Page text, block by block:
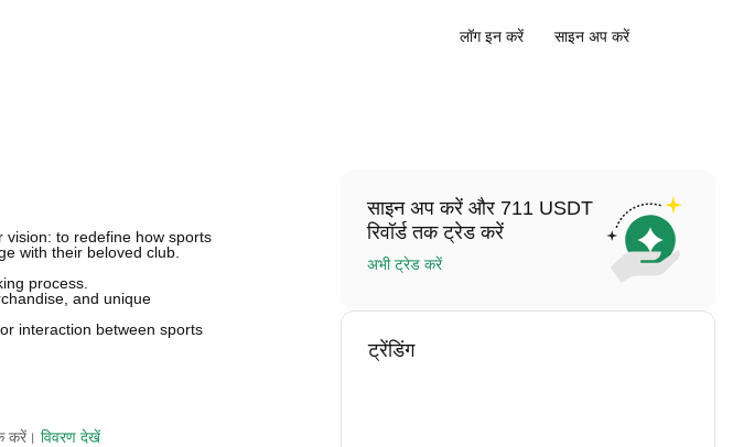
लॉग इन करें साइन अप करें
vision: to redefine how sports
with their beloved club.
process.
and unique
interaction between sports
करें। विवरण देखें
साइन अप करें और 711 USDT
रिवॉर्ड तक ट्रेड करें
अभी ट्रेड करें
ट्रेंडिंग